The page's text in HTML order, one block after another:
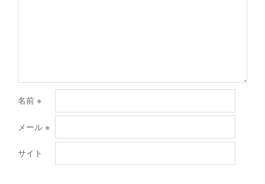
名前 ※
メール ※
サイト